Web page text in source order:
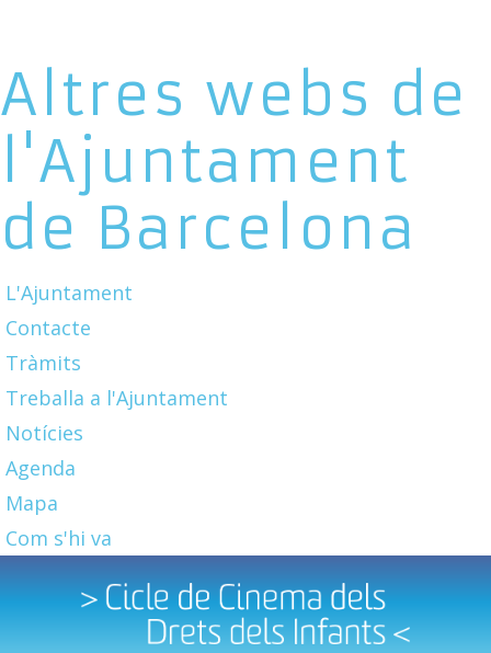
Altres webs de
l'Ajuntament
de Barcelona
L'Ajuntament
Contacte
Tràmits
Treballa a l'Ajuntament
Notícies
Agenda
Mapa
Com s'hi va